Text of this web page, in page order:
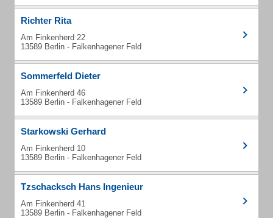
Richter Rita
Am Finkenherd 22
13589 Berlin - Falkenhagener Feld
Sommerfeld Dieter
Am Finkenherd 46
13589 Berlin - Falkenhagener Feld
Starkowski Gerhard
Am Finkenherd 10
13589 Berlin - Falkenhagener Feld
Tzschacksch Hans Ingenieur
Am Finkenherd 41
13589 Berlin - Falkenhagener Feld